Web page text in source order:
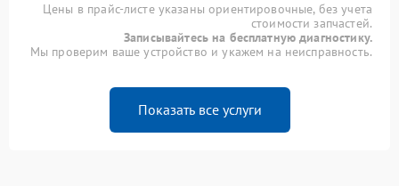
Цены в прайс-листе указаны ориентировочные, без учета
стоимости запчастей.
Записывайтесь на бесплатную диагностику.
Мы проверим ваше устройство и укажем на неисправность.
Показать все услуги